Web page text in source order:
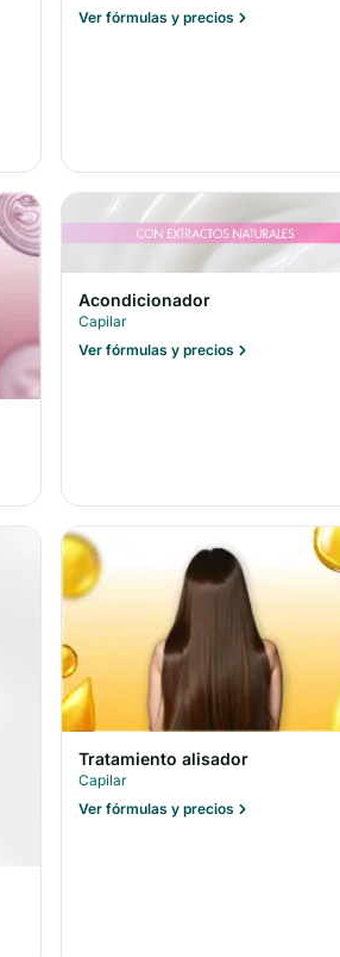
Ver fórmulas y precios
Acondicionador
Capilar
Ver fórmulas y precios
Tratamiento alisador
Capilar
Ver fórmulas y precios